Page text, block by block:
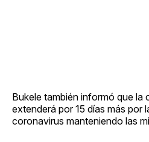
Bukele también informó que la
extenderá por 15 días más por
coronavirus manteniendo las